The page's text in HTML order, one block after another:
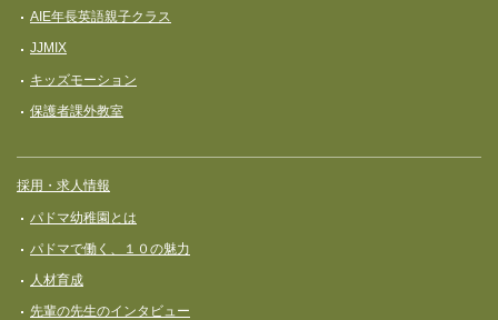
AIE年長英語親子クラス
JJMIX
キッズモーション
保護者課外教室
採用・求人情報
パドマ幼稚園とは
パドマで働く、１０の魅力
人材育成
先輩の先生のインタビュー